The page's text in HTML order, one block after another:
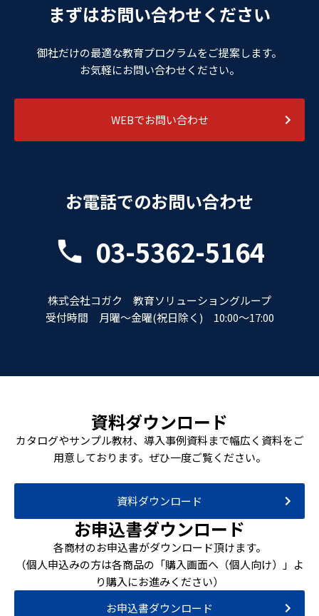
まずはお問い合わせください
御社だけの最適な教育プログラムをご提案します。
お気軽にお問い合わせください。
WEBでお問い合わせ
お電話でのお問い合わせ
03-5362-5164
株式会社コガク 教育ソリューショングループ
受付時間 月曜～金曜(祝日除く) 10:00～17:00
資料ダウンロード
カタログやサンプル教材、導入事例資料まで幅広く資料をご
用意しております。ぜひ一度ご覧ください。
資料ダウンロード
お申込書ダウンロード
各商材のお申込書がダウンロード頂けます。
（個人申込みの方は各商品の「購入画面へ（個人向け）」よ
り購入にお進みください）
お申込書ダウンロード